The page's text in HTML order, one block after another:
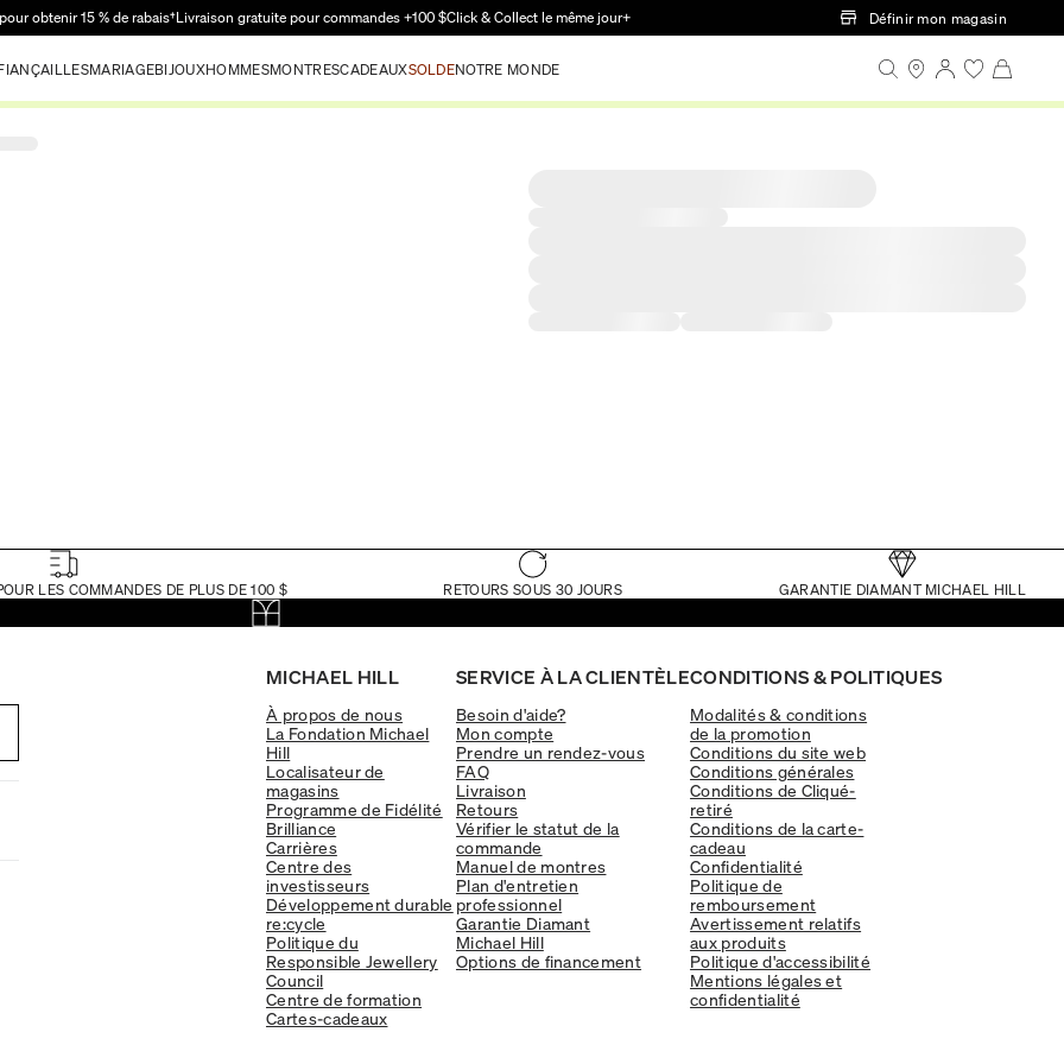
Passer au contenu principal
obtenir 15 % de rabais†Livraison gratuite pour commandes +100 $Click & Collect le même jour+ Définir mon magasin
MARIAGEBIJOUXHOMMESMONTRESCADEAUXSOLDENOTRE MONDE
LES COMMANDES DE PLUS DE 100 $ RETOURS SOUS 30 JOURS GARANTIE DIAMANT MICHAEL HILL
MICHAEL HILL
À propos de nous
La Fondation Michael
Hill
Localisateur de
magasins
Programme de Fidélité
Brilliance
Carrières
Centre des
investisseurs
Développement durable
re:cycle
Politique du
Responsible Jewellery
Council
Centre de formation
Cartes-cadeaux
SERVICE À LA CLIENTÈLE
Besoin d'aide?
Mon compte
Prendre un rendez-vous
FAQ
Livraison
Retours
Vérifier le statut de la
commande
Manuel de montres
Plan d'entretien
professionnel
Garantie Diamant
Michael Hill
Options de financement
CONDITIONS & POLITIQUES
Modalités & conditions
de la promotion
Conditions du site web
Conditions générales
Conditions de Cliqué-
retiré
Conditions de la carte-
cadeau
Confidentialité
Politique de
remboursement
Avertissement relatifs
aux produits
Politique d'accessibilité
Mentions légales et
confidentialité